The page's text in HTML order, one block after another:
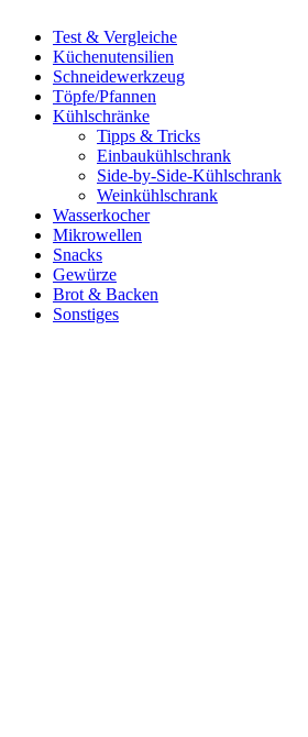
Test & Vergleiche
Küchenutensilien
Schneidewerkzeug
Töpfe/Pfannen
Kühlschränke
Tipps & Tricks
Einbaukühlschrank
Side-by-Side-Kühlschrank
Weinkühlschrank
Wasserkocher
Mikrowellen
Snacks
Gewürze
Brot & Backen
Sonstiges